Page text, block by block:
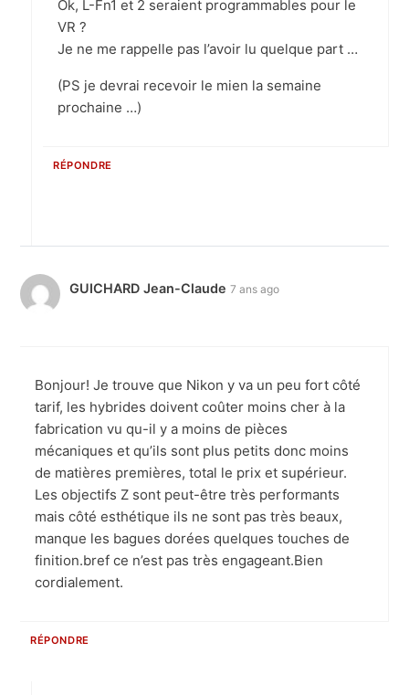
Ok, L-Fn1 et 2 seraient programmables pour le
VR ?
Je ne me rappelle pas l’avoir lu quelque part …
(PS je devrai recevoir le mien la semaine
prochaine …)
RÉPONDRE
GUICHARD Jean-Claude 7 ans ago
Bonjour! Je trouve que Nikon y va un peu fort côté
tarif, les hybrides doivent coûter moins cher à la
fabrication vu qu-il y a moins de pièces
mécaniques et qu’ils sont plus petits donc moins
de matières premières, total le prix et supérieur.
Les objectifs Z sont peut-être très performants
mais côté esthétique ils ne sont pas très beaux,
manque les bagues dorées quelques touches de
finition.bref ce n’est pas très engageant.Bien
cordialement.
RÉPONDRE